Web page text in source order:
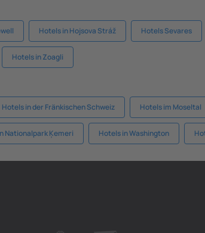
Hotels in Hojsova Stráž Hotels Sevares
Hotels in Zoagli
Hotels in der Fränkischen Schweiz Hotels im Moseltal
Nationalpark Ķemeri Hotels in Washington